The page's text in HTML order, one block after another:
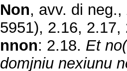
Non, avv. di neg.,
5951), 2.16, 2.17,
nnon: 2.18. Et
domjniu nexiunu